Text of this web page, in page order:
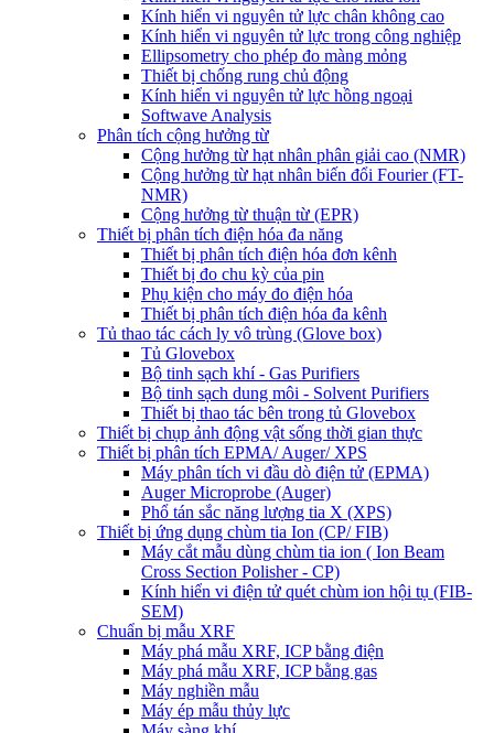
Kính hiển vi nguyên tử lực chân không cao
Kính hiển vi nguyên tử lực trong công nghiệp
Ellipsometry cho phép đo màng mỏng
Thiết bị chống rung chủ động
Kính hiển vi nguyên tử lực hồng ngoại
Softwave Analysis
Phân tích cộng hưởng từ
Cộng hưởng từ hạt nhân phân giải cao (NMR)
Cộng hưởng từ hạt nhân biến đổi Fourier (FT-
NMR)
Cộng hưởng từ thuận từ (EPR)
Thiết bị phân tích điện hóa đa năng
Thiết bị phân tích điện hóa đơn kênh
Thiết bị đo chu kỳ của pin
Phụ kiện cho máy đo điện hóa
Thiết bị phân tích điện hóa đa kênh
Tủ thao tác cách ly vô trùng (Glove box)
Tủ Glovebox
Bộ tinh sạch khí - Gas Purifiers
Bộ tinh sạch dung môi - Solvent Purifiers
Thiết bị thao tác bên trong tủ Glovebox
Thiết bị chụp ảnh động vật sống thời gian thực
Thiết bị phân tích EPMA/ Auger/ XPS
Máy phân tích vi đầu dò điện tử (EPMA)
Auger Microprobe (Auger)
Phổ tán sắc năng lượng tia X (XPS)
Thiết bị ứng dụng chùm tia Ion (CP/ FIB)
Máy cắt mẫu dùng chùm tia ion ( Ion Beam
Cross Section Polisher - CP)
Kính hiển vi điện tử quét chùm ion hội tụ (FIB-
SEM)
Chuẩn bị mẫu XRF
Máy phá mẫu XRF, ICP bằng điện
Máy phá mẫu XRF, ICP bằng gas
Máy nghiền mẫu
Máy ép mẫu thủy lực